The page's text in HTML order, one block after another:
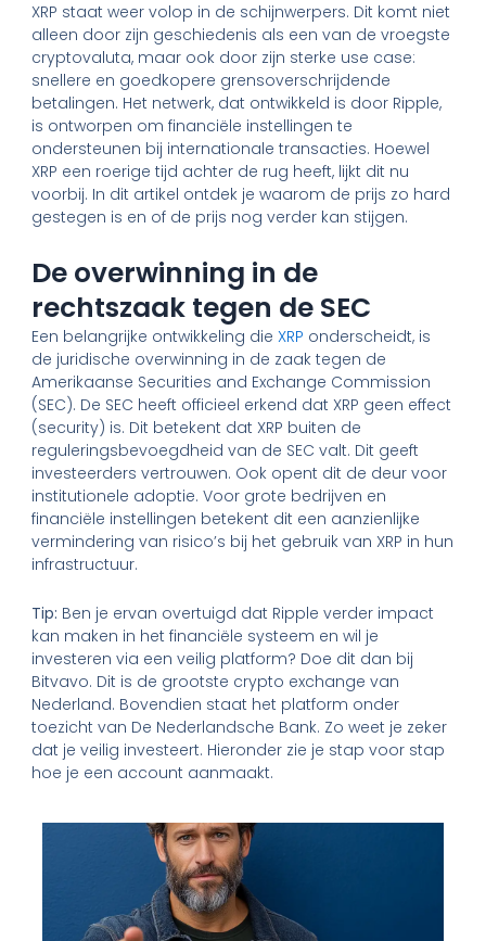
XRP staat weer volop in de schijnwerpers. Dit komt niet
alleen door zijn geschiedenis als een van de vroegste
cryptovaluta, maar ook door zijn sterke use case:
snellere en goedkopere grensoverschrijdende
betalingen. Het netwerk, dat ontwikkeld is door Ripple,
is ontworpen om financiële instellingen te
ondersteunen bij internationale transacties. Hoewel
XRP een roerige tijd achter de rug heeft, lijkt dit nu
voorbij. In dit artikel ontdek je waarom de prijs zo hard
gestegen is en of de prijs nog verder kan stijgen.
De overwinning in de
rechtszaak tegen de SEC
Een belangrijke ontwikkeling dieXRP onderscheidt, is
de juridische overwinning in de zaak tegen de
Amerikaanse Securities and Exchange Commission
(SEC). De SEC heeft officieel erkend dat XRP geen effect
(security) is. Dit betekent dat XRP buiten de
reguleringsbevoegdheid van de SEC valt. Dit geeft
investeerders vertrouwen. Ook opent dit de deur voor
institutionele adoptie. Voor grote bedrijven en
financiële instellingen betekent dit een aanzienlijke
vermindering van risico’s bij het gebruik van XRP in hun
infrastructuur.
Tip: Ben je ervan overtuigd dat Ripple verder impact
kan maken in het financiële systeem en wil je
investeren via een veilig platform? Doe dit dan bij
Bitvavo. Dit is de grootste crypto exchange van
Nederland. Bovendien staat het platform onder
toezicht van De Nederlandsche Bank. Zo weet je zeker
dat je veilig investeert. Hieronder zie je stap voor stap
hoe je een account aanmaakt.